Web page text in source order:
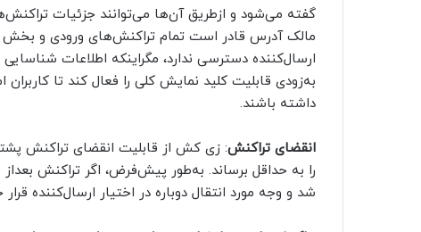
گفته می‌شود و ازطریق آن‌ها می‌توانند جزئیات
مالک آدرس قادر است تمام تراکنش‌های ورودی و بخش
ارسال‌کننده دسترسی ندارد، مگراینکه اطلاعات
به‌زودی قابلیت کلید نمایش کلی را فعال کند تا
داشته باشند.
انقضای تراکنش: زی کش از قابلیت انقضای تراکنش
شد و وجه مورد انتقال دوباره در اختیار ارسال‌کننده